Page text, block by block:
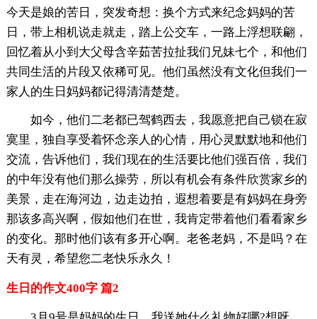
今天是娘的苦日，突发奇想：换个方式来纪念妈妈的苦
日，带上相机说走就走，踏上公交车，一路上浮想联翩，
回忆着从小到大父母含辛茹苦拉扯我们兄妹七个，和他们
共同生活的片段又依稀可见。他们虽然没有文化但我们一
家人的生日妈妈都记得清清楚楚。
如今，他们二老都已驾鹤西去，我愿意把自己锁在寂
寞里，独自享受着怀念亲人的心情，用心灵默默地和他们
交流，告诉他们，我们现在的生活要比他们强百倍，我们
的中年没有他们那么操劳，所以有机会有条件欣赏家乡的
美景，走在海河边，边走边拍，遐想着要是有妈妈在身旁
那该多高兴啊，假如他们在世，我肯定带着他们看看家乡
的变化。那时他们该有多开心啊。老爸老妈，不是吗？在
天有灵，希望您二老快乐永久！
生日的作文400字 篇2